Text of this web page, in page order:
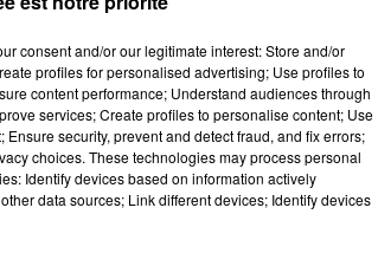
dans une collision
sur la D323, trois
circulant dans le sens
consent and/or our legitimate interest: Store and/or
profiles for personalised advertising; Use profiles to
content performance; Understand audiences through
services; Create profiles to personalise content; Use
security, prevent and detect fraud, and fix errors;
choices. These technologies may process personal
Identify devices based on information actively
data sources; Link different devices; Identify devices